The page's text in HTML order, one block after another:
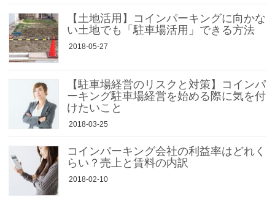
【土地活用】コインパーキングに向かな
い土地でも「駐車場活用」できる方法
2018-05-27
【駐車場経営のリスクと対策】コインパ
ーキング駐車場経営を始める際に気を付
けたいこと
2018-03-25
コインパーキング会社の利益率はどれく
らい？売上と賃料の内訳
2018-02-10